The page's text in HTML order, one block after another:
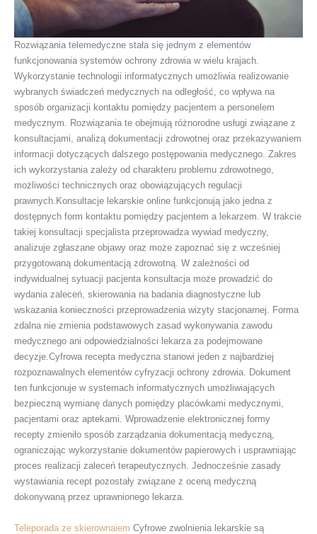
Rozwiązania telemedyczne stała się jednym z elementów
funkcjonowania systemów ochrony zdrowia w wielu krajach.
Wykorzystanie technologii informatycznych umożliwia realizowanie
wybranych świadczeń medycznych na odległość, co wpływa na
sposób organizacji kontaktu pomiędzy pacjentem a personelem
medycznym. Rozwiązania te obejmują różnorodne usługi związane z
konsultacjami, analizą dokumentacji zdrowotnej oraz przekazywaniem
informacji dotyczących dalszego postępowania medycznego. Zakres
ich wykorzystania zależy od charakteru problemu zdrowotnego,
możliwości technicznych oraz obowiązujących regulacji
prawnych.Konsultacje lekarskie online funkcjonują jako jedna z
dostępnych form kontaktu pomiędzy pacjentem a lekarzem. W trakcie
takiej konsultacji specjalista przeprowadza wywiad medyczny,
analizuje zgłaszane objawy oraz może zapoznać się z wcześniej
przygotowaną dokumentacją zdrowotną. W zależności od
indywidualnej sytuacji pacjenta konsultacja może prowadzić do
wydania zaleceń, skierowania na badania diagnostyczne lub
wskazania konieczności przeprowadzenia wizyty stacjonarnej. Forma
zdalna nie zmienia podstawowych zasad wykonywania zawodu
medycznego ani odpowiedzialności lekarza za podejmowane
decyzje.Cyfrowa recepta medyczna stanowi jeden z najbardziej
rozpoznawalnych elementów cyfryzacji ochrony zdrowia. Dokument
ten funkcjonuje w systemach informatycznych umożliwiających
bezpieczną wymianę danych pomiędzy placówkami medycznymi,
pacjentami oraz aptekami. Wprowadzenie elektronicznej formy
recepty zmieniło sposób zarządzania dokumentacją medyczną,
ograniczając wykorzystanie dokumentów papierowych i usprawniając
proces realizacji zaleceń terapeutycznych. Jednocześnie zasady
wystawiania recept pozostały związane z oceną medyczną
dokonywaną przez uprawnionego lekarza.
Teleporada ze skierownaiem Cyfrowe zwolnienia lekarskie są